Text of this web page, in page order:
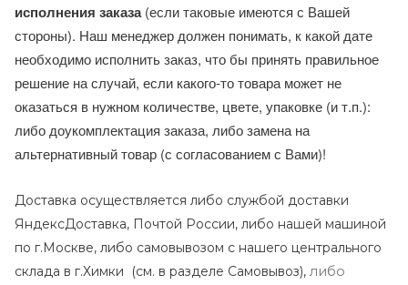
исполнения заказа(если таковые имеются с Вашей
стороны). Наш менеджер должен понимать, к какой дате
необходимо исполнить заказ, что бы принять правильное
решение на случай, если какого-то товара может не
оказаться в нужном количестве, цвете, упаковке (и т.п.):
либо доукомплектация заказа, либо замена на
альтернативный товар (с согласованием с Вами)!
Доставка осуществляется либо службой доставки
ЯндексДоставка, Почтой России, либо нашей машиной
по г.Москве, либо самовывозом с нашего центрального
склада в г.Химки (см. в разделе Самовывоз), либо